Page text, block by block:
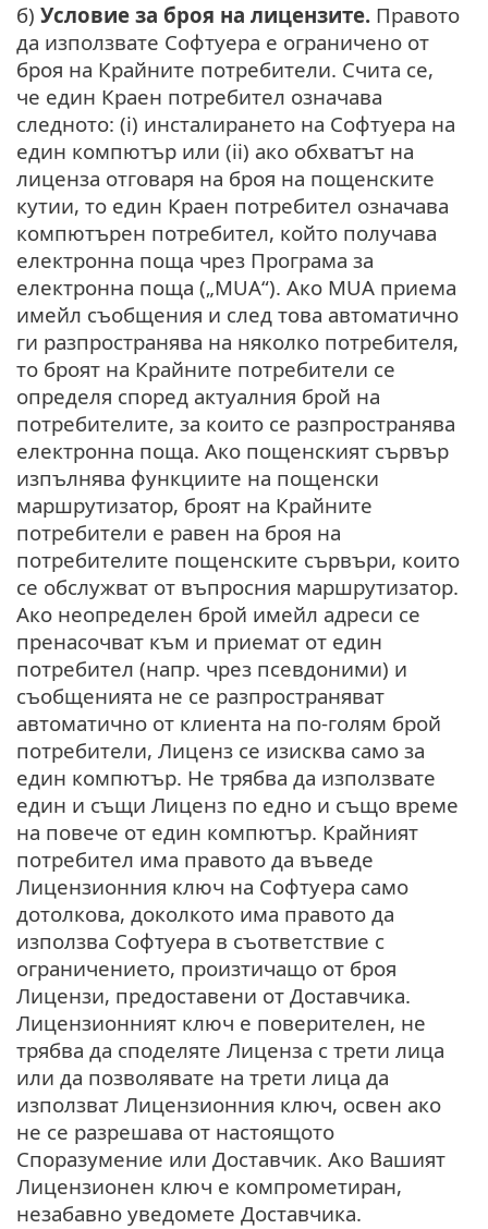
б) Условие за броя на лицензите. Правото
да използвате Софтуера е ограничено от
броя на Крайните потребители. Счита се,
че един Краен потребител означава
следното: (i) инсталирането на Софтуера на
един компютър или (ii) ако обхватът на
лиценза отговаря на броя на пощенските
кутии, то един Краен потребител означава
компютърен потребител, който получава
електронна поща чрез Програма за
електронна поща („MUA“). Ако MUA приема
имейл съобщения и след това автоматично
ги разпространява на няколко потребителя,
то броят на Крайните потребители се
определя според актуалния брой на
потребителите, за които се разпространява
електронна поща. Ако пощенският сървър
изпълнява функциите на пощенски
маршрутизатор, броят на Крайните
потребители е равен на броя на
потребителите пощенските сървъри, които
се обслужват от въпросния маршрутизатор.
Ако неопределен брой имейл адреси се
пренасочват към и приемат от един
потребител (напр. чрез псевдоними) и
съобщенията не се разпространяват
автоматично от клиента на по-голям брой
потребители, Лиценз се изисква само за
един компютър. Не трябва да използвате
един и същи Лиценз по едно и също време
на повече от един компютър. Крайният
потребител има правото да въведе
Лицензионния ключ на Софтуера само
дотолкова, доколкото има правото да
използва Софтуера в съответствие с
ограничението, произтичащо от броя
Лицензи, предоставени от Доставчика.
Лицензионният ключ е поверителен, не
трябва да споделяте Лиценза с трети лица
или да позволявате на трети лица да
използват Лицензионния ключ, освен ако
не се разрешава от настоящото
Споразумение или Доставчик. Ако Вашият
Лицензионен ключ е компрометиран,
незабавно уведомете Доставчика.